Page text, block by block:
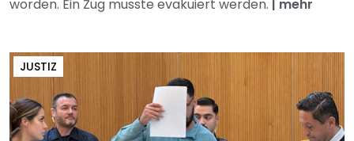
worden. Ein Zug musste evakuiert werden. | mehr
JUSTIZ